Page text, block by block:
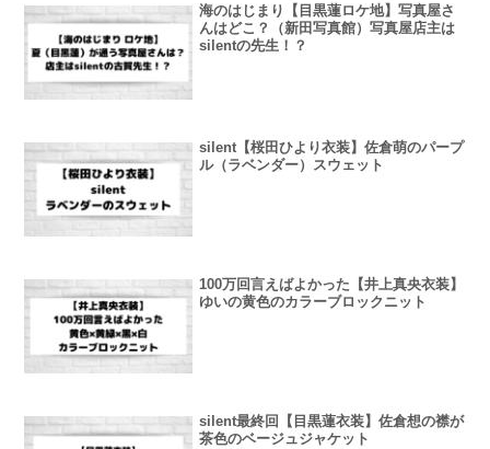
海のはじまり【目黒蓮ロケ地】写真屋さ
んはどこ？（新田写真館）写真屋店主は
silentの先生！？
silent【桜田ひより衣装】佐倉萌のパープ
ル（ラベンダー）スウェット
100万回言えばよかった【井上真央衣装】
ゆいの黄色のカラーブロックニット
silent最終回【目黒蓮衣装】佐倉想の襟が
茶色のベージュジャケット